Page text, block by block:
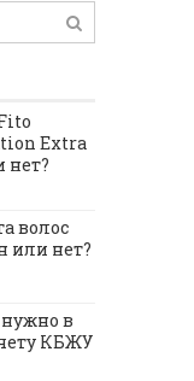
Extra
нет?
волос
или нет?
в
КБЖУ